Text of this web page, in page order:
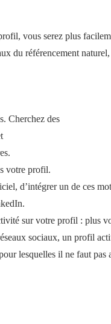
vous serez plus
du référencement naturel
Cherchez des
votre profil.
d’intégrer un de ces
sur votre profil : plus
sociaux, un profil
lesquelles il ne faut pas